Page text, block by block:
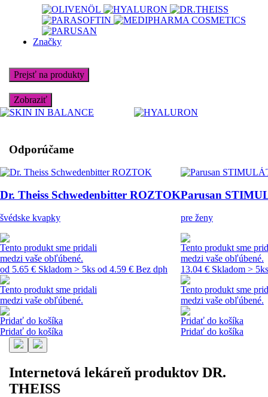
Značky
Prejsť na produkty
Zobraziť
Odporúčame
Dr. Theiss Schwedenbitter ROZTOK
švédske kvapky
Tento produkt sme pridali
medzi vaše obľúbené.
od 5.65 € Skladom > 5ks od 4.59 € Bez dph
Tento produkt sme pridali
medzi vaše obľúbené.
Pridať do košíka
Pridať do košíka
Parusan
pre ženy
Tento produkt sme
medzi vaše obľúbené.
13.04 € Skladom >
Tento produkt sme
medzi vaše obľúbené.
Pridať do košíka
Pridať do košíka
Internetová lekáreň produktov DR.
THEISS